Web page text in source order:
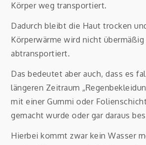
Körper weg transportiert.
Dadurch bleibt die Haut trocken
Körperwärme wird nicht
abtransportiert.
Das bedeutet aber auch, dass es
längeren Zeitraum
mit einer Gummi oder
gemacht wurde oder gar daraus
Hierbei kommt zwar kein Wasser